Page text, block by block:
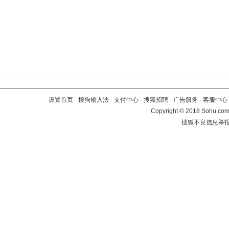
设置首页 - 搜狗输入法 - 支付中心 - 搜狐招聘 - 广告服务 - 客服中心
Copyright©2018
搜狐不良信息举